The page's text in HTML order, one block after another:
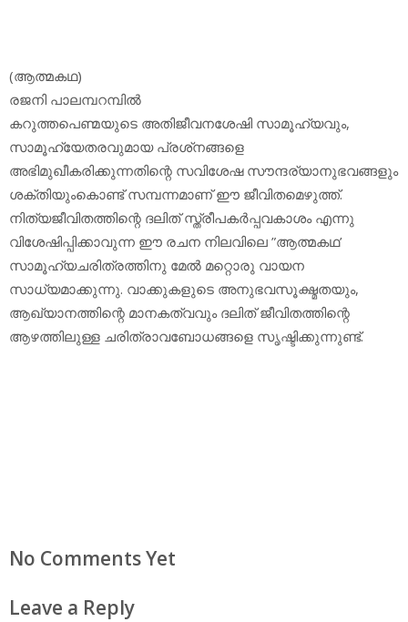
(ആത്മകഥ)
രജനി പാലമ്പറമ്പില്‍
കറുത്തപെണ്മയുടെ അതിജീവനശേഷി സാമൂഹ്യവും,
സാമൂഹ്യേതരവുമായ പ്രശ്‌നങ്ങളെ
അഭിമുഖീകരിക്കുന്നതിന്റെ സവിശേഷ സൗന്ദര്യാനുഭവങ്ങളും
ശക്തിയുംകൊണ്ട് സമ്പന്നമാണ് ഈ ജീവിതമെഴുത്ത്.
നിത്യജീവിതത്തിന്റെ ദലിത് സ്ത്രീപകര്‍പ്പവകാശം എന്നു
വിശേഷിപ്പിക്കാവുന്ന ഈ രചന നിലവിലെ ”ആത്മകഥ’
സാമൂഹ്യചരിത്രത്തിനു മേല്‍ മറ്റൊരു വായന
സാധ്യമാക്കുന്നു. വാക്കുകളുടെ അനുഭവസൂക്ഷ്മതയും,
ആഖ്യാനത്തിന്റെ മാനകത്വവും ദലിത് ജീവിതത്തിന്റെ
ആഴത്തിലുള്ള ചരിത്രാവബോധങ്ങളെ സൃഷ്ടിക്കുന്നുണ്ട്.
No Comments Yet
Leave a Reply